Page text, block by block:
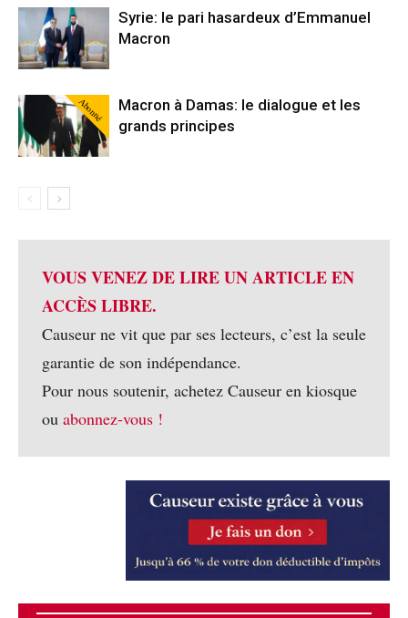
Syrie: le pari hasardeux d’Emmanuel
Macron
Abonné
Macron à Damas: le dialogue et les
grands principes
VOUS VENEZ DE LIRE UN ARTICLE EN
ACCÈS LIBRE.
Causeur ne vit que par ses lecteurs, c’est la seule
garantie de son indépendance.
Pour nous soutenir, achetez Causeur en kiosque
ou abonnez-vous !